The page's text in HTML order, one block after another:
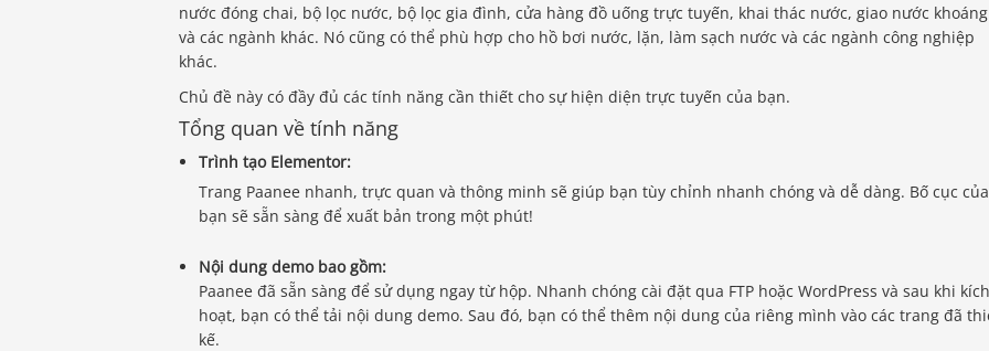
nước đóng chai, bộ lọc nước, bộ lọc gia đình, cửa hàng đồ uống trực tuyến, khai thác nước, giao nước khoáng
và các ngành khác. Nó cũng có thể phù hợp cho hồ bơi nước, lặn, làm sạch nước và các ngành công nghiệp
khác.
Chủ đề này có đầy đủ các tính năng cần thiết cho sự hiện diện trực tuyến của bạn.
Tổng quan về tính năng
Trình tạo Elementor:
Trang Paanee nhanh, trực quan và thông minh sẽ giúp bạn tùy chỉnh nhanh chóng và dễ dàng. Bố cục của
bạn sẽ sẵn sàng để xuất bản trong một phút!
Nội dung demo bao gồm:
Paanee đã sẵn sàng để sử dụng ngay từ hộp. Nhanh chóng cài đặt qua FTP hoặc WordPress và sau khi kích
hoạt, bạn có thể tải nội dung demo. Sau đó, bạn có thể thêm nội dung của riêng mình vào các trang đã
kế.